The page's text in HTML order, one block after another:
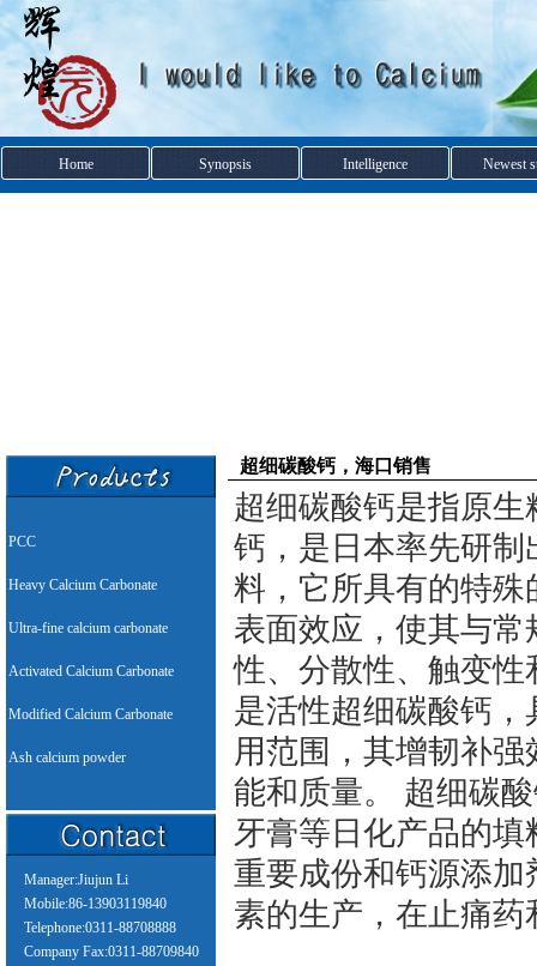
Home Synopsis Intelligence Newest
PCC
Heavy Calcium Carbonate
Ultra-fine calcium carbonate
Activated Calcium Carbonate
Modified Calcium Carbonate
Ash calcium powder
Manager:Jiujun Li
Mobile:86-13903119840
Telephone:0311-88708888
Company Fax:0311-88709840
超细碳酸钙，海口销售
超细碳酸钙是指原生
钙，是日本率先研
料，它所具有的特
表面效应，使其与
性、分散性、触变
是活性超细碳酸钙
用范围，其增韧补
能和质量。 超细碳
牙膏等日化产品的
重要成份和钙源添
素的生产，在止痛